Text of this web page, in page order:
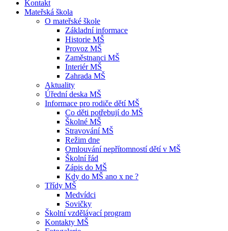
Kontakt
Mateřská škola
O mateřské škole
Základní informace
Historie MŠ
Provoz MŠ
Zaměstnanci MŠ
Interiér MŠ
Zahrada MŠ
Aktuality
Úřední deska MŠ
Informace pro rodiče dětí MŠ
Co děti potřebují do MŠ
Školné MŠ
Stravování MŠ
Režim dne
Omlouvání nepřítomností dětí v MŠ
Školní řád
Zápis do MŠ
Kdy do MŠ ano x ne ?
Třídy MŠ
Medvídci
Sovičky
Školní vzdělávací program
Kontakty MŠ